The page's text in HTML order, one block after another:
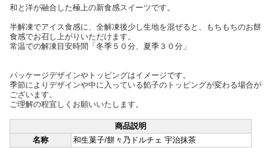
和と洋が融合した極上の新食感スイーツです。
半解凍でアイス食感に、全解凍後少し生地を混ぜると、もちもちのお餅
食感でお召し上がりいただけます。
常温での解凍目安時間「冬季５０分、夏季３０分」
パッケージデザインやトッピングはイメージです。
季節によりデザインや中に入っている餡子のトッピングが変わる場合が
ございます。
ご理解の程宜しくお願いいたします。
商品説明
名称
和生菓子/餅々乃ドルチェ 宇治抹茶